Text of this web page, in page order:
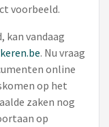
voorbeeld.
kan vandaag
. Nu vraag
online
op het
zaken nog
op